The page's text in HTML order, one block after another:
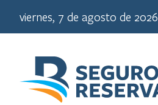
viernes, 7 de agosto de 2026